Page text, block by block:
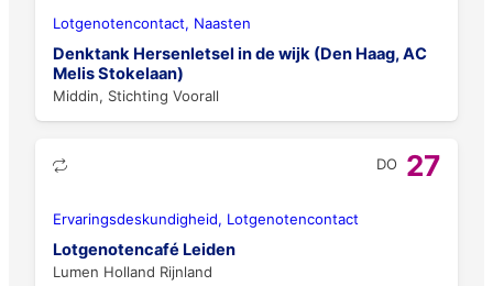
Lotgenotencontact, Naasten
Denktank Hersenletsel in de wijk (Den Haag, AC
Melis Stokelaan)
Middin, Stichting Voorall
DO 27
Ervaringsdeskundigheid, Lotgenotencontact
Lotgenotencafé Leiden
Lumen Holland Rijnland